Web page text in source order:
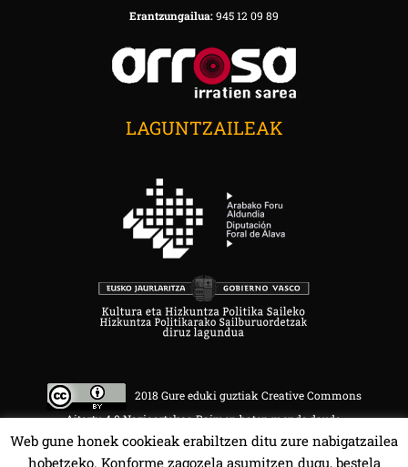
Erantzungailua:945 12 09 89
LAGUNTZAILEAK
2018 Gure eduki guztiak Creative Commons
Aitortu 4.0 Nazioartekoa Baimen baten mende daude.
Web gune honek cookieak erabiltzen ditu zure nabigatzailea
hobetzeko. Konforme zagozela asumitzen dugu, bestela